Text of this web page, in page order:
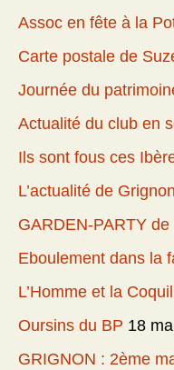
Assoc en fête à la
Carte postale de
Journée du
Actualité du club en
Ils sont fous ces
L’actualité de Grignon
GARDEN-PARTY de
Eboulement dans la
L’Homme et la
Oursins du BP 18
GRIGNON : 2ème